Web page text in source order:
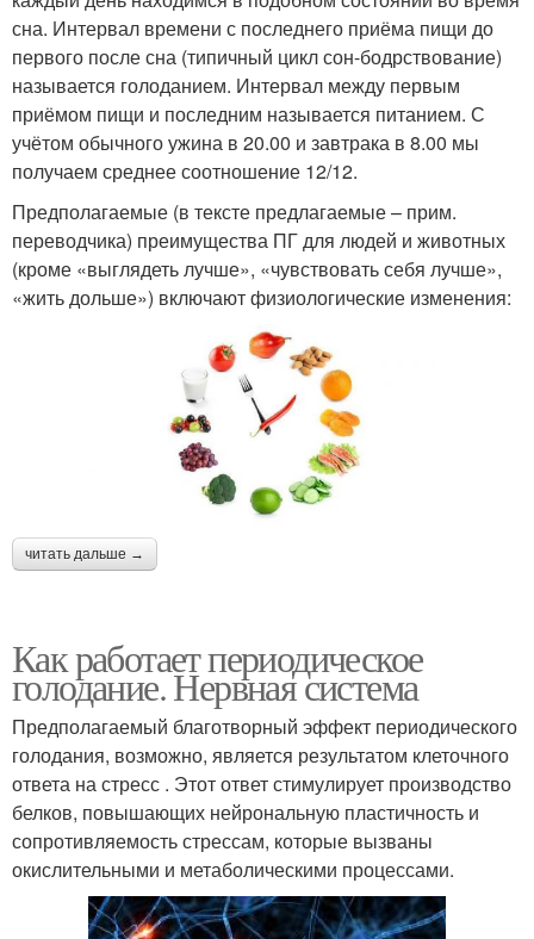
сна. Интервал времени с последнего приёма пищи до
первого после сна (типичный цикл сон-бодрствование)
называется голоданием. Интервал между первым
приёмом пищи и последним называется питанием. С
учётом обычного ужина в 20.00 и завтрака в 8.00 мы
получаем среднее соотношение 12/12.
Предполагаемые (в тексте предлагаемые – прим.
переводчика) преимущества ПГ для людей и животных
(кроме «выглядеть лучше», «чувствовать себя лучше»,
«жить дольше») включают физиологические изменения:
читать дальше →
Как работает периодическое
голодание. Нервная система
Предполагаемый благотворный эффект периодического
голодания, возможно, является результатом клеточного
ответа на стресс . Этот ответ стимулирует производство
белков, повышающих нейрональную пластичность и
сопротивляемость стрессам, которые вызваны
окислительными и метаболическими процессами.